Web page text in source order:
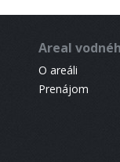
Areal
O areáli
Prenájom